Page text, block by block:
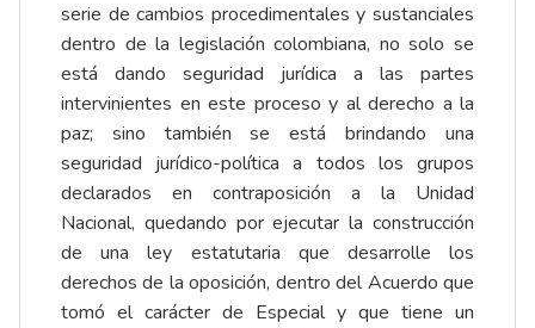
serie de cambios procedimentales y sustanciales
dentro de la legislación colombiana, no solo se
está dando seguridad jurídica a las partes
intervinientes en este proceso y al derecho a la
paz; sino también se está brindando una
seguridad jurídico-política a todos los grupos
declarados en contraposición a la Unidad
Nacional, quedando por ejecutar la construcción
de una ley estatutaria que desarrolle los
derechos de la oposición, dentro del Acuerdo que
tomó el carácter de Especial y que tiene un